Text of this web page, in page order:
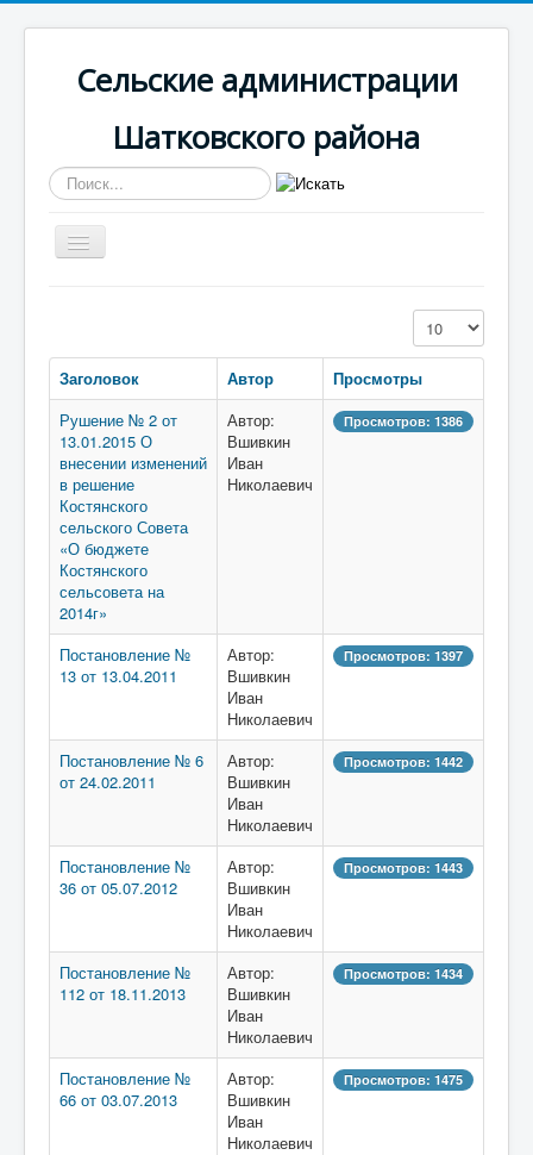
Сельские администрации
Шатковского района
Искать...
Включить/
выключить
Кол-во строк:
Заголовок Автор
Просмотры
Рушение № 2 от
13.01.2015 О
внесении изменений
в решение
Костянского
сельского Совета
«О бюджете
Костянского
сельсовета на
2014г»
Автор:
Вшивкин
Иван
Николаевич
Просмотров: 1386
Постановление №
13 от 13.04.2011
Автор:
Вшивкин
Иван
Николаевич
Просмотров: 1397
Постановление № 6
от 24.02.2011
Автор:
Вшивкин
Иван
Николаевич
Просмотров: 1442
Постановление №
36 от 05.07.2012
Автор:
Вшивкин
Иван
Николаевич
Просмотров: 1443
Постановление №
112 от 18.11.2013
Автор:
Вшивкин
Иван
Николаевич
Просмотров: 1434
Постановление №
66 от 03.07.2013
Автор:
Вшивкин
Иван
Николаевич
Просмотров: 1475